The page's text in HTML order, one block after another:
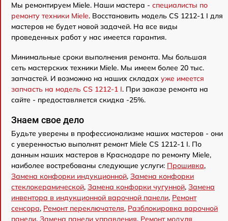
Мы ремонтируем Miele. Наши мастера - специалисты по
ремонту техники Miele. Восстановить модель CS 1212-1 I для
мастеров не будет новой задачей. На все виды
проведенных работ у нас имеется гарантия.
Минимальные сроки выполнения ремонта. Мы большая
сеть мастерских техники Miele. Мы имеем более 20 тыс.
запчастей. И возможно на наших складах уже имеется
запчасть на модель CS 1212-1 I. При заказе ремонта на
сайте - предоставляется скидка -25%.
Знаем свое дело
Будьте уверены в профессионализме наших мастеров - они
с уверенностью выполнят ремонт Miele CS 1212-1 I. По
данным наших мастеров в Краснодаре по ремонту Miele,
наиболее востребованы следующие услуги: Прошивка,
Замена конфорки индукционной, Замена конфорки
стеклокерамической, Замена конфорки чугунной, Замена
инвентора в индукционной варочной панели, Ремонт
сенсора, Ремонт переключателя, Разблокировка варочной
панели, Замена панели управления, Ремонт модуля